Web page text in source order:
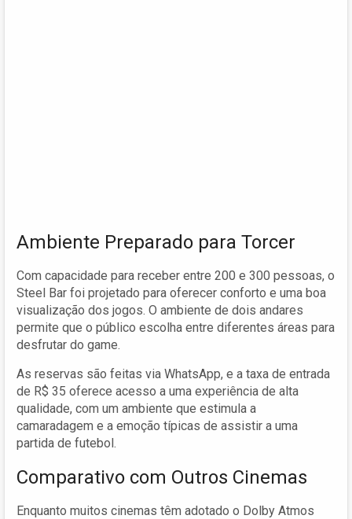
Ambiente Preparado para Torcer
Com capacidade para receber entre 200 e 300 pessoas, o
Steel Bar foi projetado para oferecer conforto e uma boa
visualização dos jogos. O ambiente de dois andares
permite que o público escolha entre diferentes áreas para
desfrutar do game.
As reservas são feitas via WhatsApp, e a taxa de entrada
de R$ 35 oferece acesso a uma experiência de alta
qualidade, com um ambiente que estimula a
camaradagem e a emoção típicas de assistir a uma
partida de futebol.
Comparativo com Outros Cinemas
Enquanto muitos cinemas têm adotado o Dolby Atmos